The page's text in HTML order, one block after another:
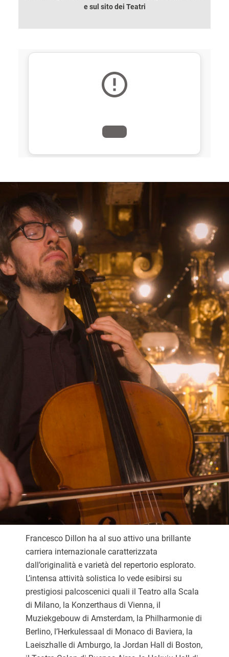
e sul sito dei Teatri
Francesco Dillon ha al suo attivo una brillante
carriera internazionale caratterizzata
dall’originalità e varietà del repertorio esplorato.
L’intensa attività solistica lo vede esibirsi su
prestigiosi palcoscenici quali il Teatro alla Scala
di Milano, la Konzerthaus di Vienna, il
Muziekgebouw di Amsterdam, la Philharmonie di
Berlino, l’Herkulessaal di Monaco di Baviera, la
Laeiszhalle di Amburgo, la Jordan Hall di Boston,